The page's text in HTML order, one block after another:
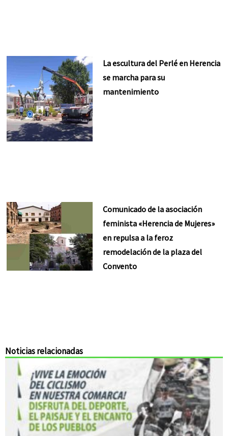
La escultura del Perlé en Herencia
se marcha para su
mantenimiento
Comunicado de la asociación
feminista «Herencia de Mujeres»
en repulsa a la feroz
remodelación de la plaza del
Convento
Noticias relacionadas